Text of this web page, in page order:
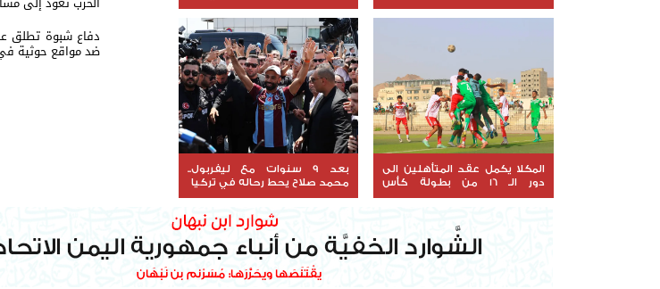
بثلاثية
المكلا يكمل عقد المتأهلين الى
دور الـ 16 من بطولة كأس
الجمهورية
بعد 9 سنوات مع ليفربول..
محمد صلاح يحط رحاله في تركيا
دفاع شبوة تطلق
ضد مواقع حوثية